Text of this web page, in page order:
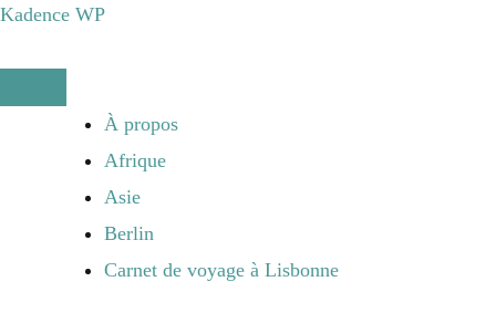
Kadence WP
À propos
Afrique
Asie
Berlin
Carnet de voyage à Lisbonne